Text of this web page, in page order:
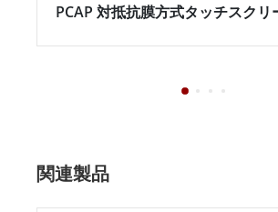
PCAP 対抵抗膜方式タッチスクリ
関連製品